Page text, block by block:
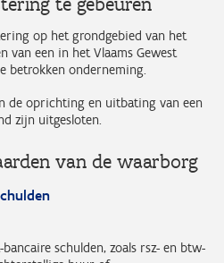
op het grondgebied van het
van een in het Vlaams Gewest
betrokken onderneming.
de oprichting en uitbating van een
zijn uitgesloten.
van de waarborg
schulden, zoals rsz- en btw-